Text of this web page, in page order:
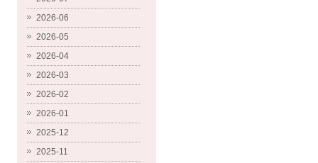
2026-06
2026-05
2026-04
2026-03
2026-02
2026-01
2025-12
2025-11